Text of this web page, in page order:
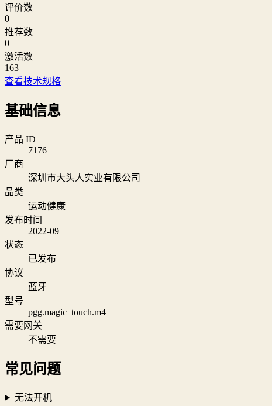
评价数
0
推荐数
0
激活数
163
查看技术规格
基础信息
产品 ID
7176
厂商
深圳市大头人实业有限公司
品类
运动健康
发布时间
2022-09
状态
已发布
协议
蓝牙
型号
pgg.magic_touch.m4
需要网关
不需要
常见问题
无法开机